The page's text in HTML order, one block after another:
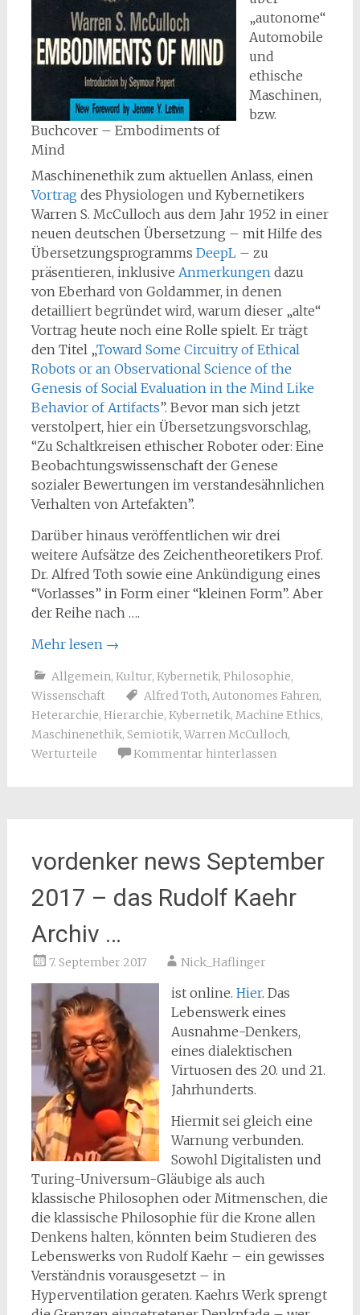
Buchcover – Embodiments of
Mind
„autonome“
Automobile
und
ethische
Maschinen,
bzw.
Maschinenethik zum aktuellen Anlass, einen
Vortrag des Physiologen und Kybernetikers
Warren S. McCulloch aus dem Jahr 1952 in einer
neuen deutschen Übersetzung – mit Hilfe des
Übersetzungsprogramms DeepL– zu
präsentieren, inklusive Anmerkungen dazu
von Eberhard von Goldammer, in denen
detailliert begründet wird, warum dieser „alte“
Vortrag heute noch eine Rolle spielt. Er trägt
den Titel „Toward Some Circuitry of Ethical
Robots or an Observational Science of the
Genesis of Social Evaluation in the Mind Like
Behavior of Artifacts”. Bevor man sich jetzt
verstolpert, hier ein Übersetzungsvorschlag,
“Zu Schaltkreisen ethischer Roboter oder: Eine
Beobachtungswissenschaft der Genese
sozialer Bewertungen im verstandesähnlichen
Verhalten von Artefakten”.
Darüber hinaus veröffentlichen wir drei
weitere Aufsätze des Zeichentheoretikers Prof.
Dr. Alfred Toth sowie eine Ankündigung eines
“Vorlasses” in Form einer “kleinen Form”. Aber
der Reihe nach ….
Mehr lesen →
Allgemein, Kultur, Kybernetik, Philosophie,
Wissenschaft
Alfred Toth, Autonomes Fahren,
Heterarchie, Hierarchie, Kybernetik, Machine Ethics,
Maschinenethik, Semiotik, Warren McCulloch,
Werturteile
Kommentar hinterlassen
vordenker news September
2017 – das Rudolf Kaehr
Archiv …
7. September 2017 Nick_Haflinger
ist online. Hier. Das
Lebenswerk eines
Ausnahme-Denkers,
eines dialektischen
Virtuosen des 20. und 21.
Jahrhunderts.
Hiermit sei gleich eine
Warnung verbunden.
Sowohl Digitalisten und
Turing-Universum-Gläubige als auch
klassische Philosophen oder Mitmenschen, die
die klassische Philosophie für die Krone allen
Denkens halten, könnten beim Studieren des
Lebenswerks von Rudolf Kaehr – ein gewisses
Verständnis vorausgesetzt – in
Hyperventilation geraten. Kaehrs Werk sprengt